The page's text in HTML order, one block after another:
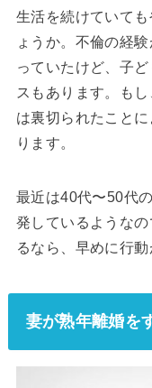
生活を続けていて
ょうか。不倫の経
っていたけど、子
スもあります。も
は裏切られたこと
ります。
最近は40代〜50代
発しているような
るなら、早めに行動
妻が熟年離婚を